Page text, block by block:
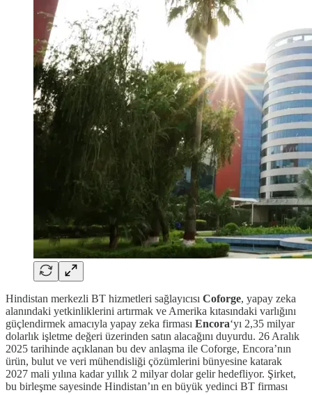
Hindistan merkezli BT hizmetleri sağlayıcısı Coforge, yapay zeka
alanındaki yetkinliklerini artırmak ve Amerika kıtasındaki varlığını
güçlendirmek amacıyla yapay zeka firması Encora‘yı 2,35 milyar
dolarlık işletme değeri üzerinden satın alacağını duyurdu. 26 Aralık
2025 tarihinde açıklanan bu dev anlaşma ile Coforge, Encora’nın
ürün, bulut ve veri mühendisliği çözümlerini bünyesine katarak
2027 mali yılına kadar yıllık 2 milyar dolar gelir hedefliyor. Şirket,
bu birleşme sayesinde Hindistan’ın en büyük yedinci BT firması